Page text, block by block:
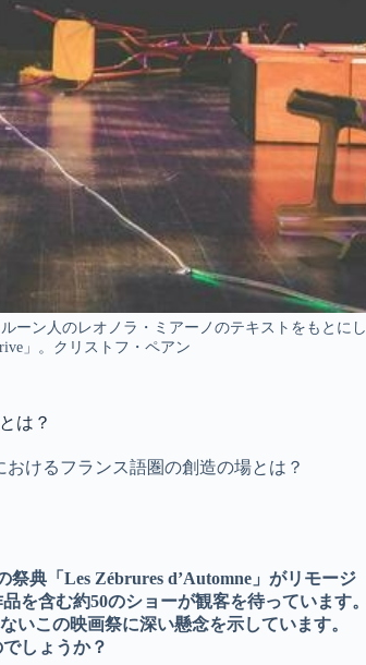
ーン人のレオノラ・ミアーノのテキストをもとにし
」。クリストフ・ペアン
は？
おけるフランス語圏の創造の場とは？
典「Les Zébrures d’Automne」がリモージ
を含む約50のショーが観客を待っています。
いこの映画祭に深い懸念を示しています。
しょうか？